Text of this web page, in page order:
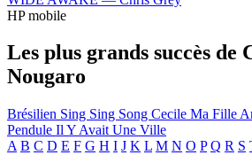
HP mobile
Les plus grands succès de
Nougaro
Brésilien Sing Sing Song Cecile Ma Fille
Pendule Il Y Avait Une Ville
A B C D E F G H I J K L M N O P Q R S